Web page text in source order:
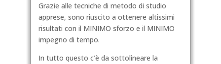
Grazie alle tecniche di metodo di studio
apprese, sono riuscito a ottenere altissimi
risultati con il MINIMO sforzo e il MINIMO
impegno di tempo.
In tutto questo c’è da sottolineare la